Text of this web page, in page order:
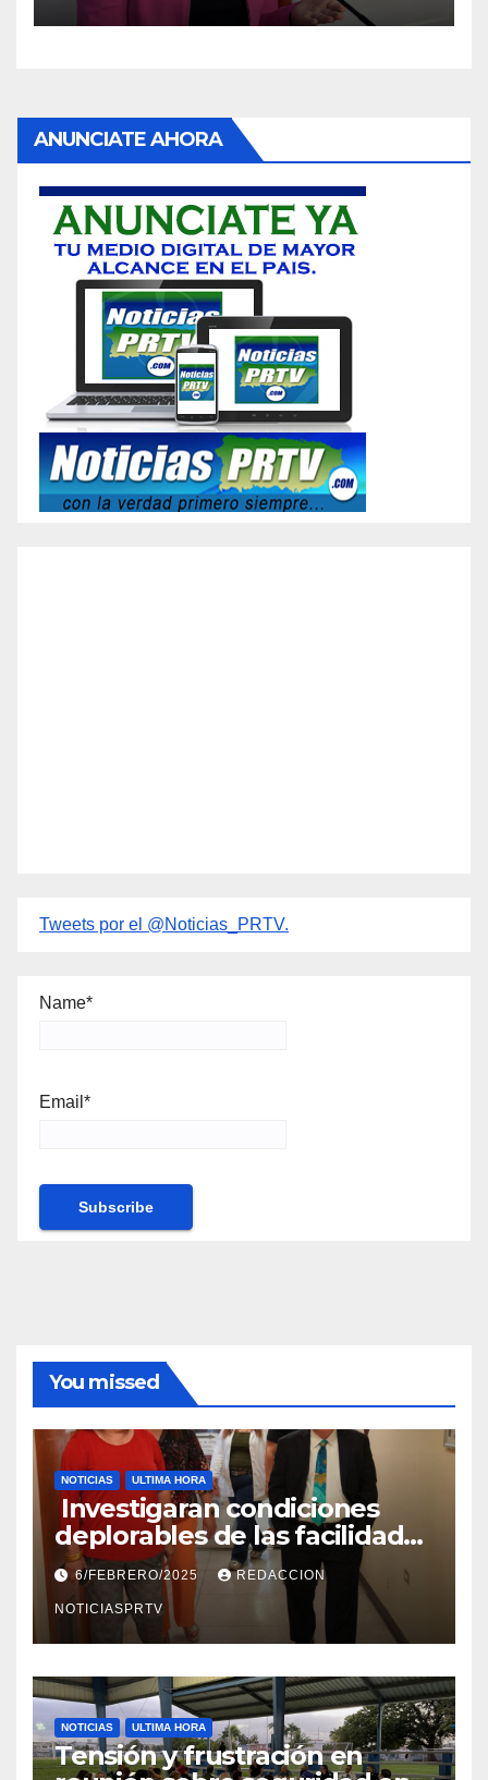
ANUNCIATE AHORA
Tweets por el @Noticias_PRTV.
Name*
Email*
You missed
NOTICIAS ULTIMA HORA
Investigaran condiciones
deplorables de las facilidades
el Departamento de la Salud
en Mayagüez
6/FEBRERO/2025 REDACCION
NOTICIASPRTV
NOTICIAS ULTIMA HORA
Tensión y frustración en